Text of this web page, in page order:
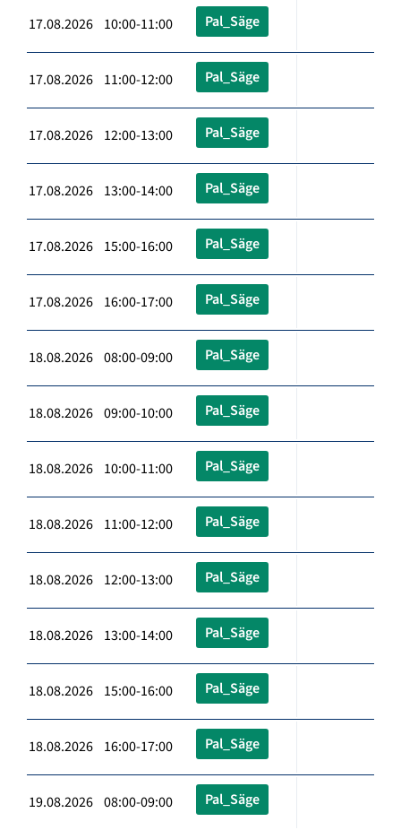
17.08.2026 10:00-11:00 Pal_Säge
17.08.2026 11:00-12:00 Pal_Säge
17.08.2026 12:00-13:00 Pal_Säge
17.08.2026 13:00-14:00 Pal_Säge
17.08.2026 15:00-16:00 Pal_Säge
17.08.2026 16:00-17:00 Pal_Säge
18.08.2026 08:00-09:00 Pal_Säge
18.08.2026 09:00-10:00 Pal_Säge
18.08.2026 10:00-11:00 Pal_Säge
18.08.2026 11:00-12:00 Pal_Säge
18.08.2026 12:00-13:00 Pal_Säge
18.08.2026 13:00-14:00 Pal_Säge
18.08.2026 15:00-16:00 Pal_Säge
18.08.2026 16:00-17:00 Pal_Säge
19.08.2026 08:00-09:00 Pal_Säge